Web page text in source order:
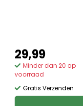
29,99
Minder dan 20 op
voorraad
Gratis Verzenden